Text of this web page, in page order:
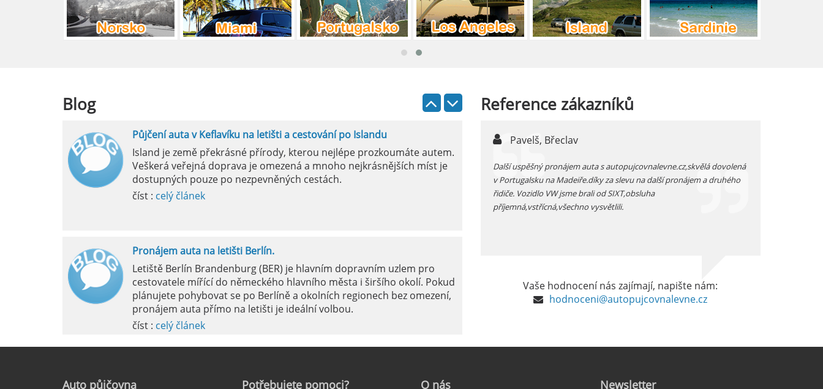
Blog
Pronájem auta na letišti Lefkada: Kompletní průvodce
Půjčení auta na letišti Lefkada je skvělý způsob, jak prozkoumat ostrov
Půjčení auta v Keflavíku na letišti a cestování po Islandu
Island je země překrásné přírody, kterou nejlépe prozkoumáte autem.
Veškerá veřejná doprava je omezená a mnoho nejkrásnějších míst je
dostupných pouze po nezpevněných cestách.
číst : celý článek
Pronájem auta na letišti Berlín.
Letiště Berlín Brandenburg (BER) je hlavním dopravním uzlem pro
cestovatele mířící do německého hlavního města i širšího okolí. Pokud
plánujete pohybovat se po Berlíně a okolních regionech bez omezení,
pronájem auta přímo na letišti je ideální volbou.
číst : celý článek
Letiště Marseille, oficiálně známé jako mezinárodní letiště Marseille-
Referencezákazníků
Milan,
pokud si půjčujete auto v jížním Španělsku zkontrolujte si před
vyzvednutím funkčnost kliamtizace, v létě je tam fakt vedro...
Pavelš, Břeclav
Další uspěšný pronájem auta s autopujcovnalevne.cz,skvělá dovolená
v Portugalsku na Madeiře.díky za slevu na další pronájem a druhého
řidiče. Vozidlo VW jsme brali od SIXT,obsluha
příjemná,vstřícná,všechno vysvětlili.
Vaše hodnocení nás zajímají, napište nám:
hodnoceni@autopujcovnalevne.cz
Auto půjčovna Potřebujetepomoci? O nás Newsletter